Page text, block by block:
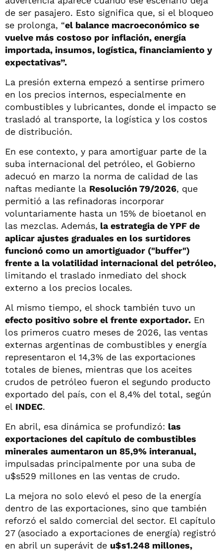
de ser pasajero. Esto significa que, si el bloqueo
se prolonga, “el balance macroeconómico se
vuelve más costoso por inflación, energía
importada, insumos, logística, financiamiento y
expectativas”.
La presión externa empezó a sentirse primero
en los precios internos, especialmente en
combustibles y lubricantes, donde el impacto se
trasladó al transporte, la logística y los costos
de distribución.
En ese contexto, y para amortiguar parte de la
suba internacional del petróleo, el Gobierno
adecuó en marzo la norma de calidad de las
naftas mediante la Resolución 79/2026, que
permitió a las refinadoras incorporar
voluntariamente hasta un 15% de bioetanol en
las mezclas. Además, la estrategia de YPF de
aplicar ajustes graduales en los surtidores
funcionó como un amortiguador ("buffer")
frente a la volatilidad internacional del petróleo,
limitando el traslado inmediato del shock
externo a los precios locales.
Al mismo tiempo, el shock también tuvo un
efecto positivo sobre el frente exportador. En
los primeros cuatro meses de 2026, las ventas
externas argentinas de combustibles y energía
representaron el 14,3% de las exportaciones
totales de bienes, mientras que los aceites
crudos de petróleo fueron el segundo producto
exportado del país, con el 8,4% del total, según
el INDEC.
En abril, esa dinámica se profundizó: las
exportaciones del capítulo de combustibles
minerales aumentaron un 85,9% interanual,
impulsadas principalmente por una suba de
u$s529 millones en las ventas de crudo.
La mejora no solo elevó el peso de la energía
dentro de las exportaciones, sino que también
reforzó el saldo comercial del sector. El capítulo
27 (asociado a exportaciones de energía) registró
en abril un superávit de u$s1.248 millones,